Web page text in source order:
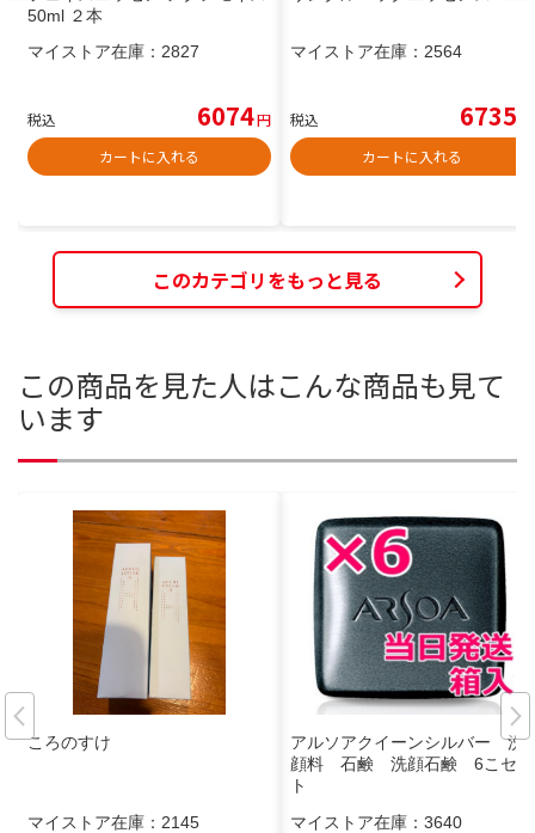
50ml ２本
マイストア在庫： 2827
税込 6074円
カートに入れる
マイストア在庫： 2564
税込 6735
カートに入れる
このカテゴリをもっと見る
この商品を見た人はこんな商品も見て
います
ころのすけ
マイストア在庫： 2145
アルソアクイーンシルバー 洗
顔料 石鹸 洗顔石鹸 6こセッ
ト
マイストア在庫： 3640